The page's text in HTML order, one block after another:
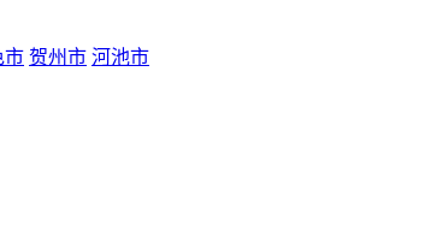
市 贺州市 河池市